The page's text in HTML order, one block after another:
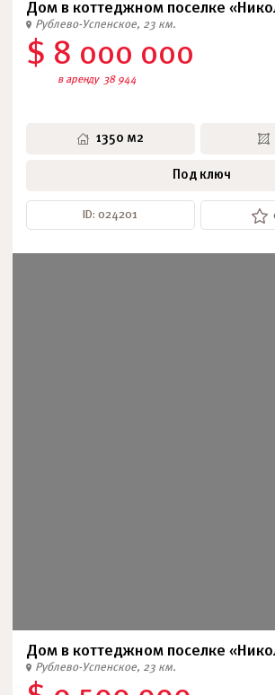
Дом в коттеджном поселке
Рублево-Успенское, 23 км.
$ 8 000 000
в аренду 38 944
1350 м2
Под ключ
ID: 024201
Дом в коттеджном поселке
Рублево-Успенское, 23 км.